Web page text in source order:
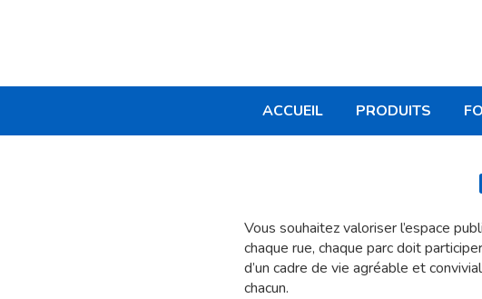
ACCUEIL PRODUITS
Vous souhaitez valoriser l’espace
chaque rue, chaque parc doit
d’un cadre de vie agréable et
chacun.